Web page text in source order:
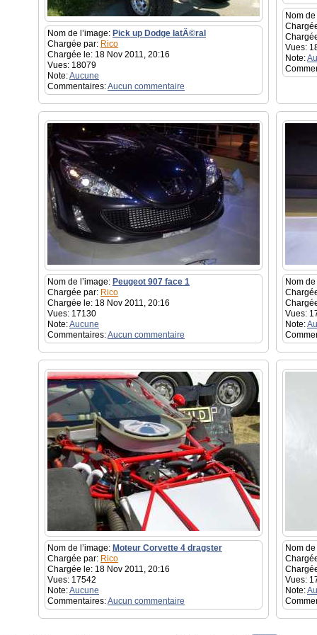
Nom de l’image: Pick up Dodge latÃ©ral
Chargée par: Rico
Chargée le: 18 Nov 2011, 20:16
Vues: 18079
Note:Aucune
Commentaires:Aucun commentaire
Nom
Vues:
Note:
Nom de l’image: Peugeot 907 face 1
Chargée par: Rico
Chargée le: 18 Nov 2011, 20:16
Vues: 17130
Note:Aucune
Commentaires:Aucun commentaire
Nom
Vues:
Note:
Nom de l’image: Moteur Corvette 4 dragster
Chargée par: Rico
Chargée le: 18 Nov 2011, 20:16
Vues: 17542
Note:Aucune
Commentaires:Aucun commentaire
Nom
Vues:
Note: